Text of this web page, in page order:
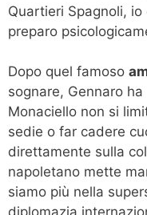
Quartieri Spagnoli,
preparo
Dopo quel famoso
sognare, Gennaro
Monaciello non si
sedie o far cadere
direttamente sulla
napoletano mette
siamo più nella